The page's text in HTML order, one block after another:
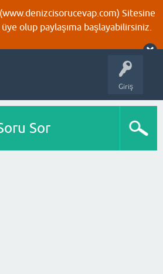
Sitesine
olup paylaşıma başlayabilirsiniz.
Giriş
Sor